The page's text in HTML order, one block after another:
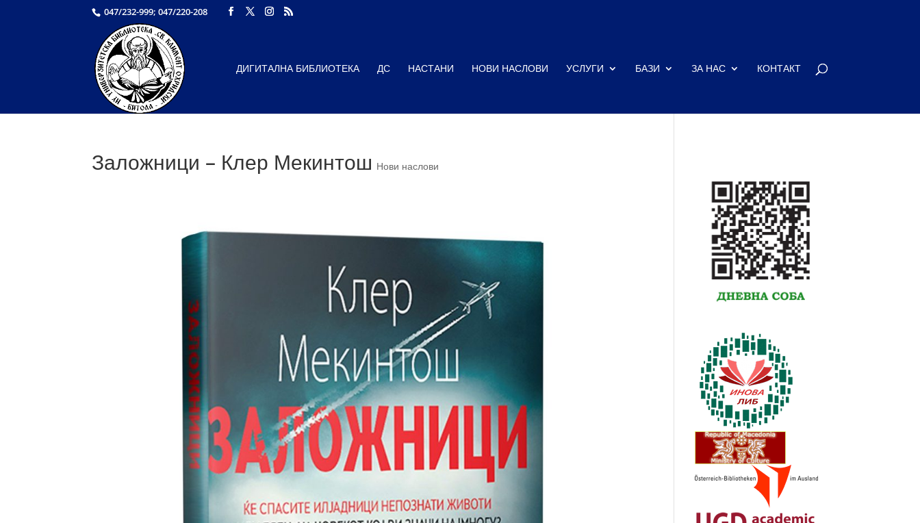
047/232-999; 047/220-208
ДИГИТАЛНА БИБЛИОТЕКА ДС НАСТАНИ НОВИ НАСЛОВИ УСЛУГИ БАЗИ ЗА НАС КОНТАКТ
Заложници – Клер Мекинтош Нови наслови